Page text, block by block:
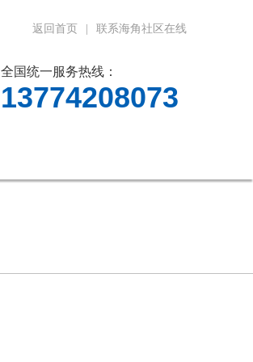
返回首页 联系海角社区在线
全国统一服务热线：
13774208073